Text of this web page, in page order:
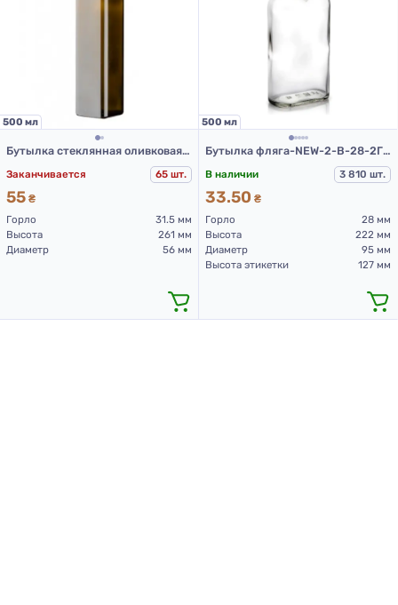
500 мл
Бутылка стеклянная оливковая Maraska 500 мл
Заканчивается 65 шт.
55 ₴
Горло
31.5 мм
Высота
261 мм
Диаметр
56 мм
500 мл
Бутылка фляга-NEW-2-В-28-2Г-500(б)
В наличии 3 810 шт.
33.50 ₴
Горло
28 мм
Высота
222 мм
Диаметр
95 мм
Высота этикетки
127 мм